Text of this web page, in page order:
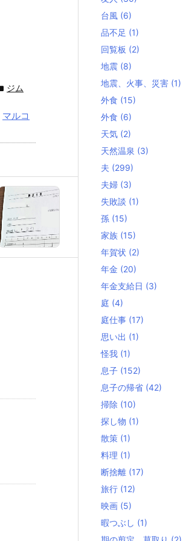
ジム
マルコ
台風 (6)
品不足 (1)
回覧板 (2)
地震 (8)
地震、火事、災害 (1)
外食 (15)
外食 (6)
天気 (2)
天然温泉 (3)
夫 (299)
夫婦 (3)
失敗談 (1)
孫 (15)
家族 (15)
年賀状 (2)
年金 (20)
年金支給日 (3)
庭 (4)
庭仕事 (17)
思い出 (1)
怪我 (1)
息子 (152)
息子の帰省 (42)
掃除 (10)
探し物 (1)
散策 (1)
料理 (1)
断捨離 (17)
旅行 (12)
映画 (5)
暇つぶし (1)